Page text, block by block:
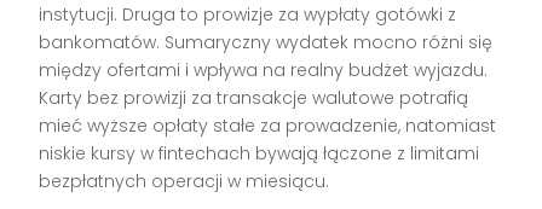
instytucji. Druga to prowizje za wypłaty gotówki z
bankomatów. Sumaryczny wydatek mocno różni się
między ofertami i wpływa na realny budżet wyjazdu.
Karty bez prowizji za transakcje walutowe potrafią
mieć wyższe opłaty stałe za prowadzenie, natomiast
niskie kursy w fintechach bywają łączone z limitami
bezpłatnych operacji w miesiącu.